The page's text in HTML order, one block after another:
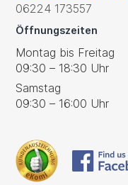
06224 173557
Öffnungszeiten
Montag bis Freitag
09:30 – 18:30 Uhr
Samstag
09:30 – 16:00 Uhr